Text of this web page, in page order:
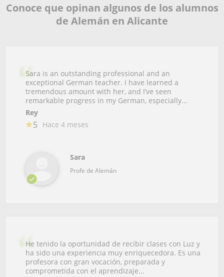
Conoce que opinan algunos de los alumnos
de Alemán en Alicante
Sara is an outstanding professional and an
exceptional German teacher. I have learned a
tremendous amount with her, and I’ve seen
remarkable progress in my German, especially...
Rey
5 Hace 4 meses
Sara
Profe de Alemán
He tenido la oportunidad de recibir clases con Luz y
ha sido una experiencia muy enriquecedora. Es una
profesora con gran vocación, preparada y
comprometida con el aprendizaje...